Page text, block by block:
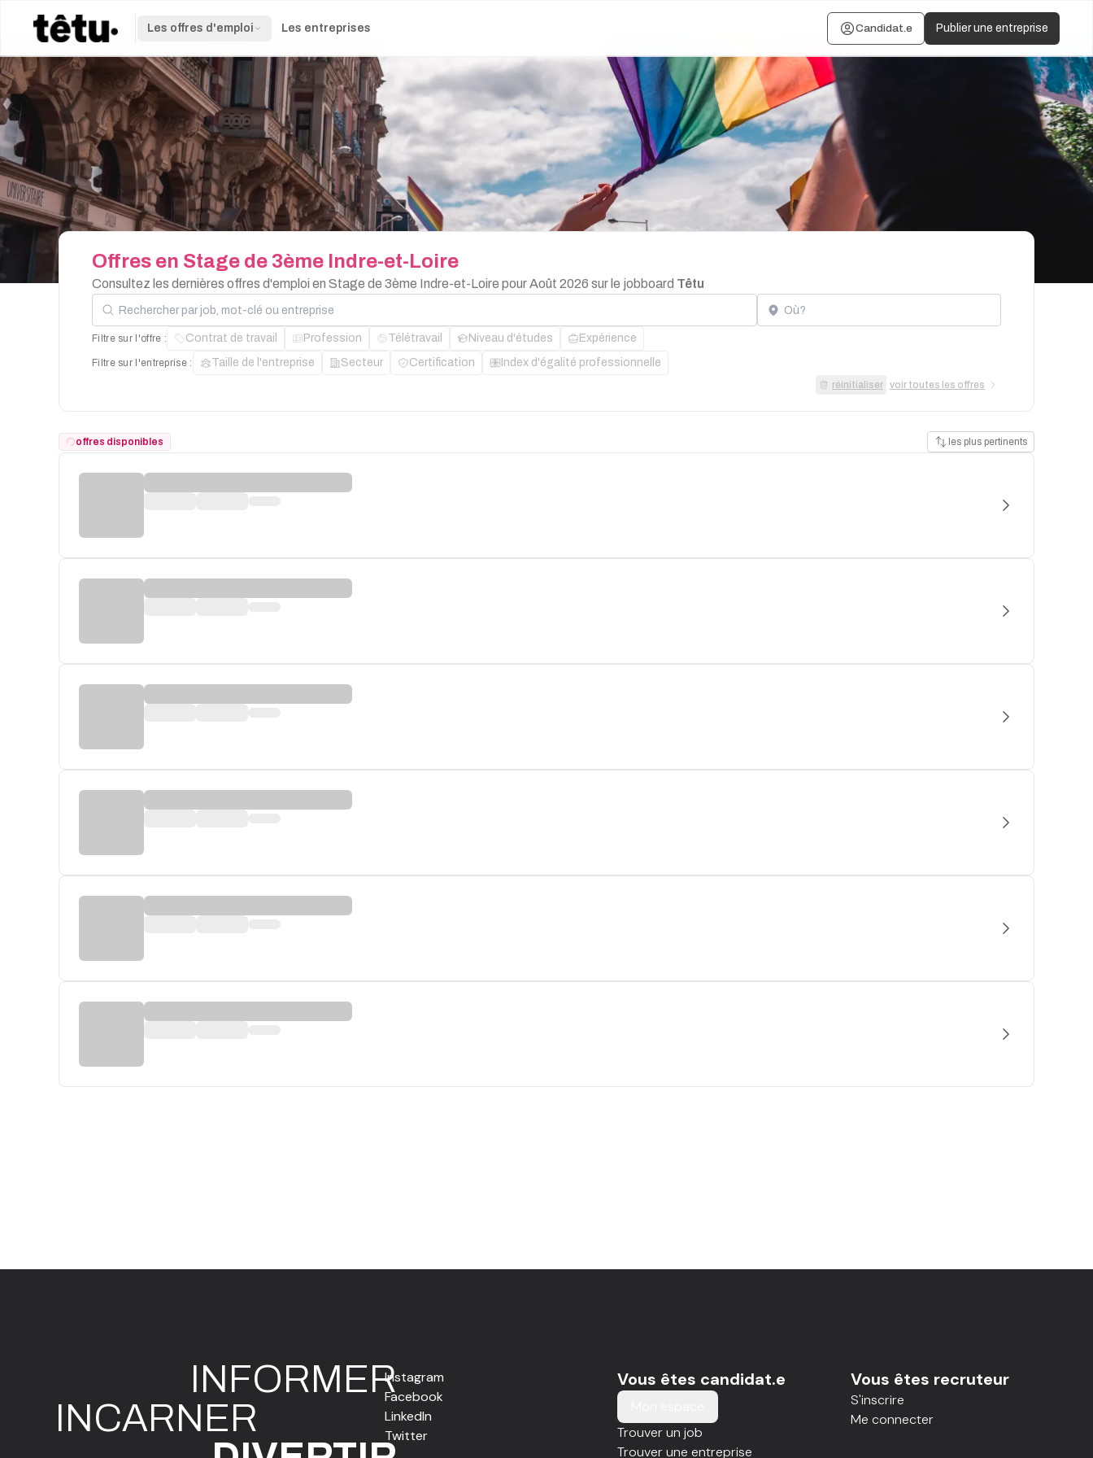
Les offres d'emploi Les entreprises Candidat.e Publier une entreprise
Offres en Stage de 3ème Indre-et-Loire
Consultez les dernières offres d'emploi en Stage de 3ème Indre-et-Loire pour Août 2026 sur le jobboard Têtu
Rechercher par job, mot-clé ou entreprise Localisation
Filtre sur l'offre : Contrat de travail Profession Télétravail Niveau d'études Expérience
Filtre sur l'entreprise : Taille de l'entreprise Secteur Certification Index d'égalité professionnelle
réinitialiser voir toutes les offres
offres disponibles les plus pertinents
INFORMER
INCARNER
Instagram
Facebook
LinkedIn
Twitter
Vous êtes candidat.e
Trouver un job
Trouver une entreprise
Vous êtes recruteur
S'inscrire
Me connecter